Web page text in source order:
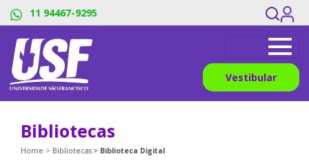
11 94467-9295
Vestibular
Bibliotecas
Home Bibliotecas Biblioteca Digital